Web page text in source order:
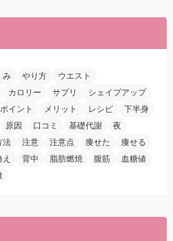
み やり方
ウエスト
カロリー サプリ
シェイプアップ
ポイント メリット レシピ
下半身
原因 口コミ 基礎代謝
夜
法 注意 注意点 痩せた
痩せる
背中 脂肪燃焼 腹筋
血糖値